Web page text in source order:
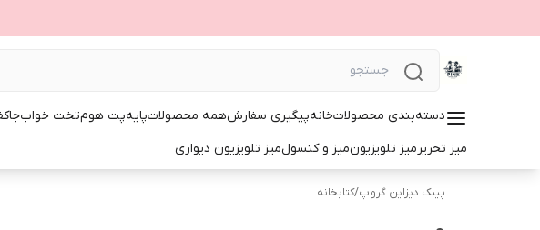
دسته‌بندی محصولاتخانهپیگیری سفارشهمه محصولاتپایهپت هومتخت خواب
میز تحریرمیز تلویزیونمیز و کنسولمیز تلویزیون دیواری
پینک دیزاین گروپ/کتابخانه